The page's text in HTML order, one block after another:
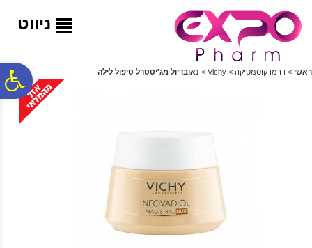
ניווט
ראשי > דרמו קוסמטיקה >
Vichy
> נאובדיול מג'יסטרל טיפול לילה